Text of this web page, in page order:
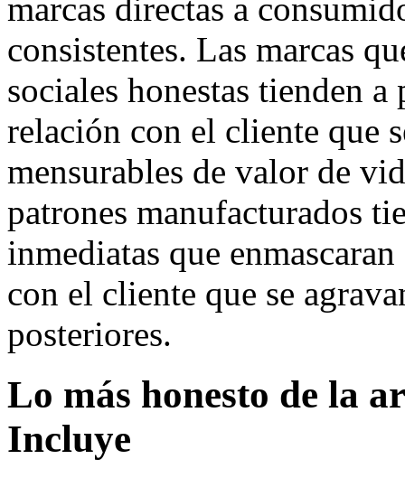
marcas directas a
consistentes. Las marcas
sociales honestas tienden
relación con el cliente que
mensurables de valor de
patrones manufacturados
inmediatas que
con el cliente que se
posteriores.
Lo más honesto de la
Incluye